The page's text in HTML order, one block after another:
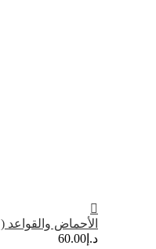
الأحماض والقواعد ( 2 )
د.إ 60.00